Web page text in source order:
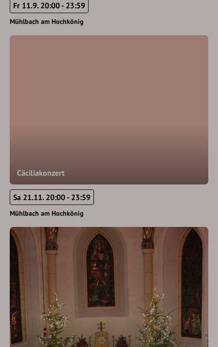
Fr 11.9. 20:00 - 23:59
Mühlbach am Hochkönig
Cäciliakonzert
Sa 21.11. 20:00 - 23:59
Mühlbach am Hochkönig